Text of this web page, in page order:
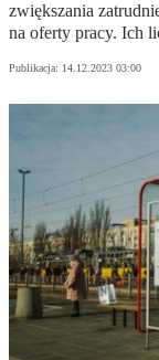
zwiększania
na oferty pracy. Ich
Publikacja: 14.12.2023 03:00